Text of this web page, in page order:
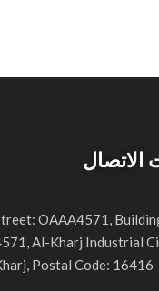
الاتصال
OAAA4571,
Al-Kharj Industrial
Postal Code: 16416